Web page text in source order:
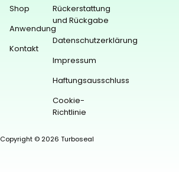
Shop
Anwendung
Kontakt
Rückerstattung
und Rückgabe
Datenschutzerklärung
Impressum
Haftungsausschluss
Cookie-
Richtlinie
Copyright © 2026 Turboseal